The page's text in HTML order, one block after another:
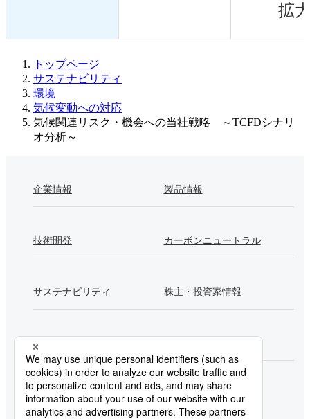
拡
トップページ
サステナビリティ
環境
気候変動への対応
気候関連リスク・機会への当社戦略 ～TCFDシナリ
オ分析～
企業情報 製品情報
技術開発 カーボンニュートラル
サステナビリティ 株主・投資家情報
採用情報
製鉄所一覧